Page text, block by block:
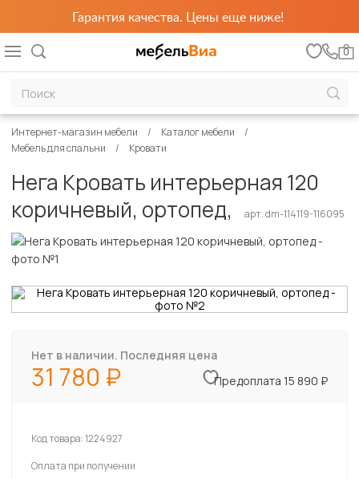
Гарантия качества. Цены еще ниже!
0
Интернет-магазин мебели
Каталог мебели
Мебель для спальни
Кровати
Нега Кровать интерьерная 120
коричневый, ортопед,
арт. dm-114119-116095
Нет в наличии. Последняя цена
31 780 Предоплата 15 890 ₽
Код товара:1224927
Оплата при получении